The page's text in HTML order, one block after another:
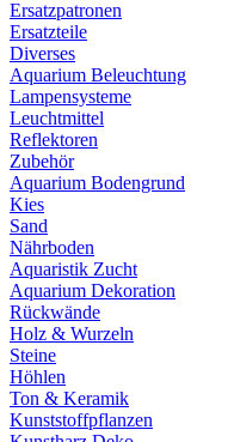
Ersatzpatronen
Ersatzteile
Diverses
Aquarium Beleuchtung
Lampensysteme
Leuchtmittel
Reflektoren
Zubehör
Aquarium Bodengrund
Kies
Sand
Nährboden
Aquaristik Zucht
Aquarium Dekoration
Rückwände
Holz & Wurzeln
Steine
Höhlen
Ton & Keramik
Kunststoffpflanzen